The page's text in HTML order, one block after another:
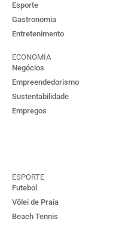
Esporte
Gastronomia
Entretenimento
ECONOMIA
Negócios
Empreendedorismo
Sustentabilidade
Empregos
ESPORTE
Futebol
Vôlei de Praia
Beach Tennis